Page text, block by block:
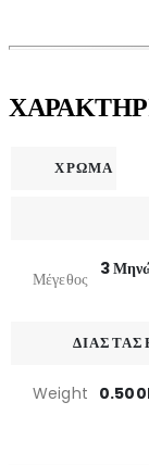
ΧΡΩΜΑ
Μέγεθος
3
Weight